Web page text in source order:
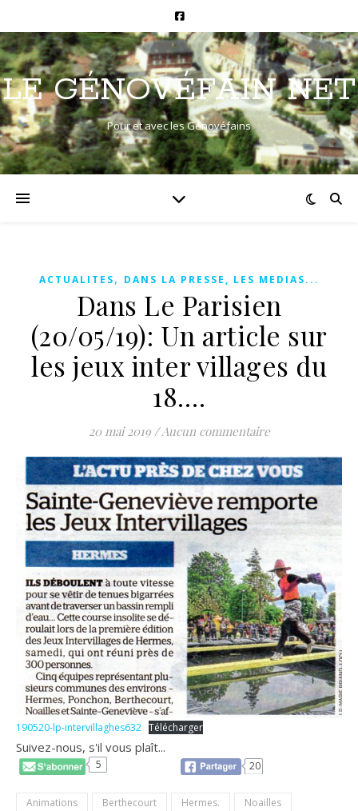
LE GÉNOVÉFAIN NET
Pour et avec les Génovéfains
ACTUALITES, DANS LA PRESSE, LES MEDIAS...
Dans Le Parisien
(20/05/19): Un article sur
les jeux inter villages du
18….
20 mai 2019 /Aucun commentaire
190520-lp-intervillaghes632 Télécharger
Suivez-nous, s'il vous plaît...
5 20
Animations Berthecourt Hermes.
Noailles